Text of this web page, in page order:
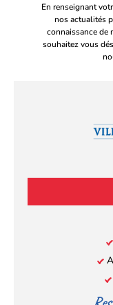
En renseignant
nos actualités
connaissance de
souhaitez vous